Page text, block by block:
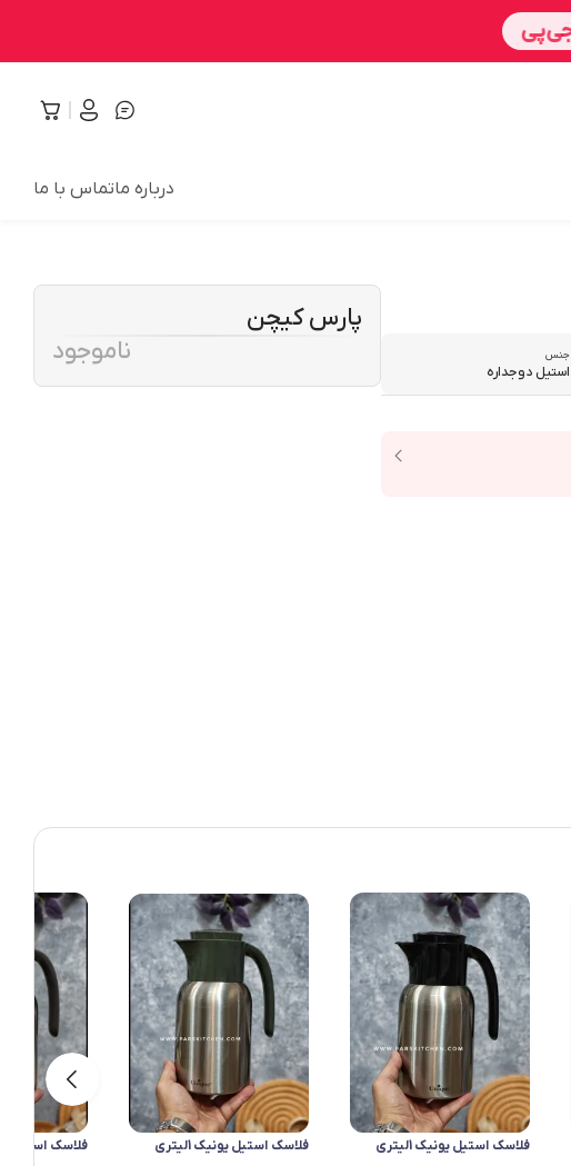
درباره ماتماس با ما
جنس
استیل دوجداره
پارس کیچن
ناموجود
فلاسک استیل یونیک 1لیتری
فلاسک استیل یونیک 1لیتری